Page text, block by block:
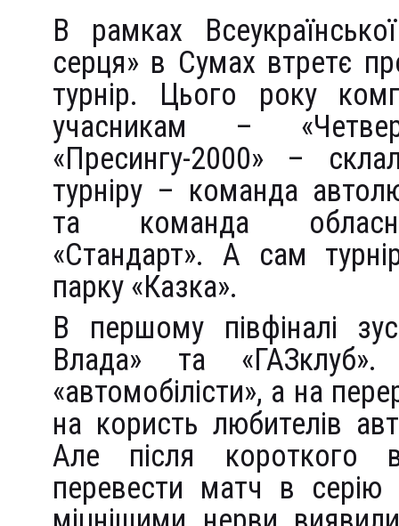
В рамках
серця» в Сумах втретє
турнір. Цього року
учасникам –
«Пресингу-2000» –
турніру – команда
та команда
«Стандарт». А сам
парку «Казка».
В першому півфіналі
Влада» та
«автомобілісти», а на
на користь любителів
Але після короткого
перевести матч в серію